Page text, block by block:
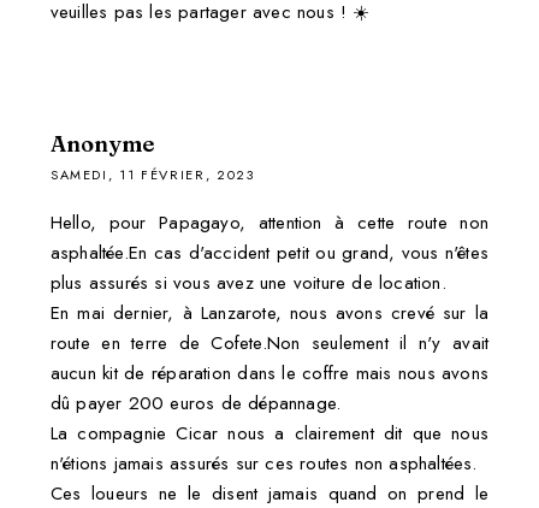
veuilles pas les partager avec nous ! ☀️
Anonyme
SAMEDI, 11 FÉVRIER, 2023
Hello, pour Papagayo, attention à cette route non
asphaltée.En cas d'accident petit ou grand, vous n'êtes
plus assurés si vous avez une voiture de location.
En mai dernier, à Lanzarote, nous avons crevé sur la
route en terre de Cofete.Non seulement il n'y avait
aucun kit de réparation dans le coffre mais nous avons
dû payer 200 euros de dépannage.
La compagnie Cicar nous a clairement dit que nous
n'étions jamais assurés sur ces routes non asphaltées.
Ces loueurs ne le disent jamais quand on prend le